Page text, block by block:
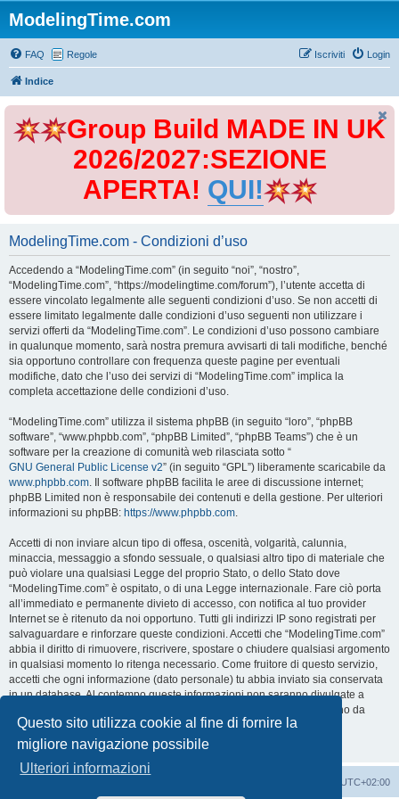
Questo sito utilizza cookie al fine di fornire la
migliore navigazione possibile
Ulteriori informazioni
ModelingTime.com
FAQ Regole Login
Iscriviti
Indice
Group Build MADE IN UK
2026/2027:SEZIONE
APERTA! QUI!
ModelingTime.com - Condizioni d’uso
Accedendo a “ModelingTime.com” (in seguito “noi”, “nostro”,
“ModelingTime.com”, “https://modelingtime.com/forum”), l’utente accetta di
essere vincolato legalmente alle seguenti condizioni d’uso. Se non accetti di
essere limitato legalmente dalle condizioni d’uso seguenti non utilizzare i
servizi offerti da “ModelingTime.com”. Le condizioni d’uso possono cambiare
in qualunque momento, sarà nostra premura avvisarti di tali modifiche, benché
sia opportuno controllare con frequenza queste pagine per eventuali
modifiche, dato che l’uso dei servizi di “ModelingTime.com” implica la
completa accettazione delle condizioni d’uso.
“ModelingTime.com” utilizza il sistema phpBB (in seguito “loro”, “phpBB
software”, “www.phpbb.com”, “phpBB Limited”, “phpBB Teams”) che è un
software per la creazione di comunità web rilasciata sotto “
GNU General Public License v2” (in seguito “GPL”) liberamente scaricabile da
www.phpbb.com. Il software phpBB facilita le aree di discussione internet;
phpBB Limited non è responsabile dei contenuti e della gestione. Per ulteriori
informazioni su phpBB: https://www.phpbb.com.
Accetti di non inviare alcun tipo di offesa, oscenità, volgarità, calunnia,
minaccia, messaggio a sfondo sessuale, o qualsiasi altro tipo di materiale che
può violare una qualsiasi Legge del proprio Stato, o dello Stato dove
“ModelingTime.com” è ospitato, o di una Legge internazionale. Fare ciò porta
all’immediato e permanente divieto di accesso, con notifica al tuo provider
Internet se è ritenuto da noi opportuno. Tutti gli indirizzi IP sono registrati per
salvaguardare e rinforzare queste condizioni. Accetti che “ModelingTime.com”
abbia il diritto di rimuovere, riscrivere, spostare o chiudere qualsiasi argomento
in qualsiasi momento lo ritenga necessario. Come fruitore di questo servizio,
accetti che ogni informazione (dato personale) tu abbia inviato sia conservata
in un database. Al contempo queste informazioni non saranno divulgate a
nessuno senza il tuo consenso, né “ModelingTime.com” o phpBB sono da
ritenersi responsabili per qualsiasi violazione al sistema che possa
compromettere queste informazioni.
UTC+02:00